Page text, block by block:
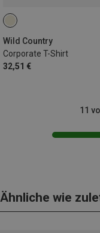
Wild Country
Corporate T-Shirt
32,51 €
XXS
XL
11
Ähnliche wie